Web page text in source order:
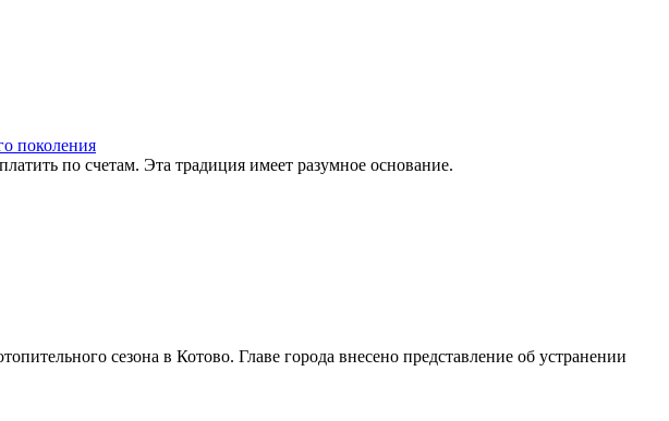
поколения
по счетам. Эта традиция имеет разумное основание.
сезона в Котово. Главе города внесено представление об устранении